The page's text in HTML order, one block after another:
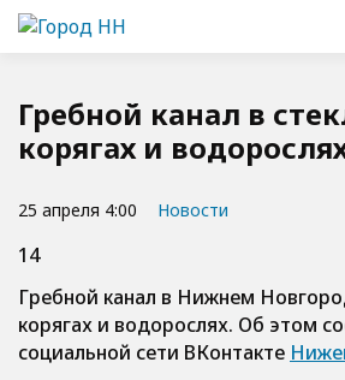
Гребной канал в
корягах и
25 апреля 4:00 Новости
14
Гребной канал в Нижнем
корягах и водорослях. Об этом
социальной сети ВКонтакте